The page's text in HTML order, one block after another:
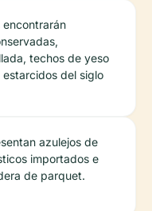
encontrarán
techos de yeso
del siglo
azulejos de
importados e
de parquet.